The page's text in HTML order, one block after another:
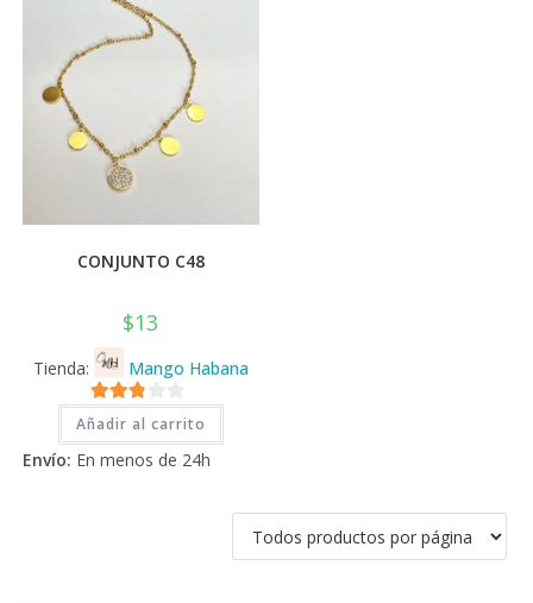
CONJUNTO C48
$13
Tienda: Mango Habana
2.71
de 5
Añadir al carrito
Envío: En menos de 24h